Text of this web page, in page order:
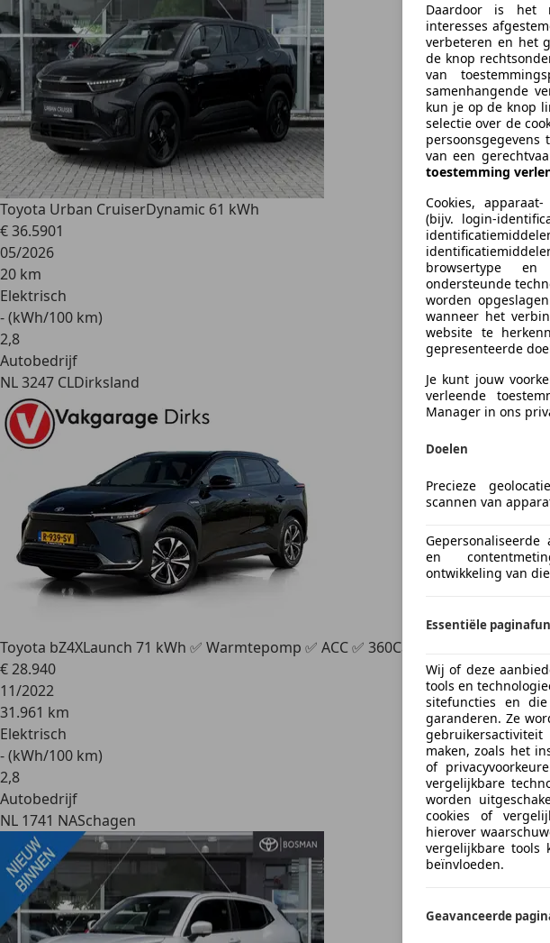
Toyota Urban CruiserDynamic 61 kWh
€ 36.5901
05/2026
20 km
Elektrisch
- (kWh/100 km)
2,8
Autobedrijf
NL 3247 CLDirksland
Toyota bZ4XLaunch 71 kWh ✅ Warmtepomp ✅ ACC ✅ 360Cam
€ 28.940
11/2022
31.961 km
Elektrisch
- (kWh/100 km)
2,8
Autobedrijf
NL 1741 NASchagen
Daardoor is het
interesses
verbeteren en het
de knop
van
samenhangende
kun je op de knop
selectie over de
persoonsgegevens
van een
toestemming
Cookies,
(bijv. login-
browsertype en
ondersteunde
worden
wanneer het
website te
gepresenteerde
Je kunt jouw
verleende
Manager in ons
Doelen
Precieze
scannen van
en
ontwikkeling van
Essentiële
Wij of deze
tools en
sitefuncties en
garanderen. Ze
maken, zoals het
of
vergelijkbare
worden
cookies of
hierover
vergelijkbare tools
beïnvloeden.
Geavanceerde